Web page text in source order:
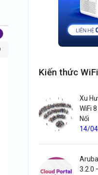
Kiến thức WiFi
Xu
WiFi
Nối
14/
3.2.0